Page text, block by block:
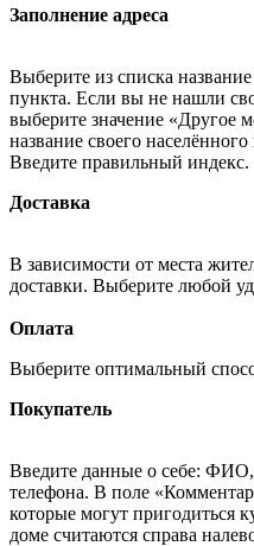
Заполнение адреса
Выберите из списка
пункта. Если вы не нашли
выберите значение «Другое
название своего
Введите правильный индекс.
Доставка
В зависимости от места
доставки. Выберите любой
Оплата
Выберите оптимальный
Покупатель
Введите данные о себе: ФИО,
телефона. В поле
которые могут пригодиться
доме считаются справа